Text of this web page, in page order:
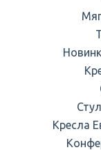
Кресла